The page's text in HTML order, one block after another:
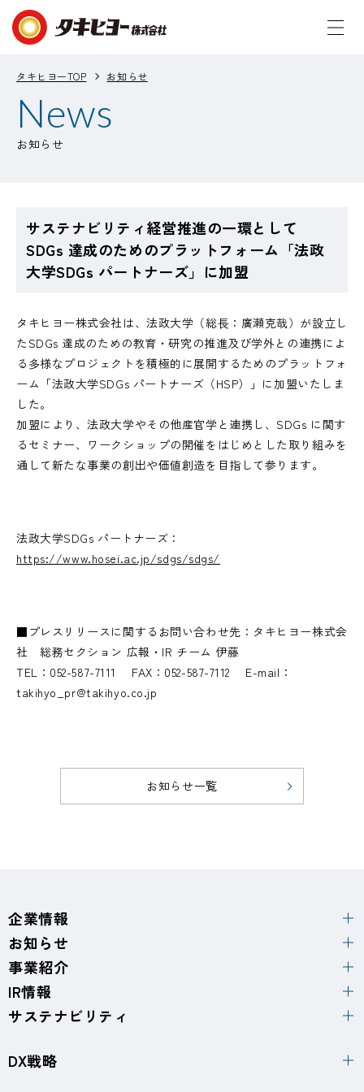
タキヒヨーTOP お知らせ
News
お知らせ
サステナビリティ経営推進の一環として
SDGs 達成のためのプラットフォーム「法政
大学SDGs パートナーズ」に加盟
タキヒヨー株式会社は、法政大学（総⻑：廣瀬克哉）が設立し
たSDGs 達成のための教育・研究の推進及び学外との連携によ
る多様なプロジェクトを積極的に展開するためのプラットフォ
ーム「法政大学SDGs パートナーズ（HSP）」に加盟いたしま
した。
加盟により、法政大学やその他産官学と連携し、SDGs に関す
るセミナー、ワークショップの開催をはじめとした取り組みを
通して新たな事業の創出や価値創造を目指して参ります。
法政大学SDGs パートナーズ：
https://www.hosei.ac.jp/sdgs/sdgs/
■プレスリリースに関するお問い合わせ先：タキヒヨー株式会
社 総務セクション 広報・IR チーム 伊藤
TEL：052-587-7111 FAX：052-587-7112 E-mail：
takihyo_pr@takihyo.co.jp
お知らせ一覧
企業情報
お知らせ
事業紹介
IR情報
サステナビリティ
DX戦略